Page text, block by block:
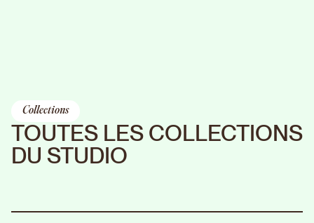
Collections
TOUTES LES COLLECTIONS
DU STUDIO